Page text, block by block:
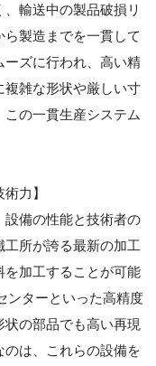
輸送中の製品破損リ
製造までを一貫して
ズに行われ、高い精
複雑な形状や厳しい寸
の一貫生産システム
力】
備の性能と技術者の
所が誇る最新の加工
加工することが可能
ンターといった高精度
の部品でも高い再現
は、これらの設備を